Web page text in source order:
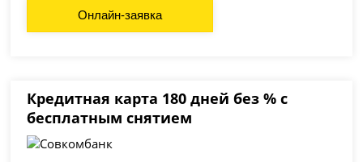
Онлайн-заявка
Кредитная карта 180 дней без % с
бесплатным снятием